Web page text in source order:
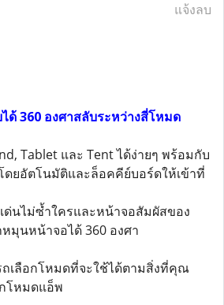
แจ้งลบ
ด้ 360 องศาสลับระหว่างสี่โหมด
Tablet และ Tent ได้ง่ายๆ พร้อมกับ
ยอัตโนมัติและล็อคคีย์บอร์ดให้เข้าที่
ด่นไม่ซ้ำใครและหน้าจอสัมผัสของ
มุนหน้าจอได้ 360 องศา
เลือกโหมดที่จะใช้ได้ตามสิ่งที่คุณ
โหมดแอ็พ